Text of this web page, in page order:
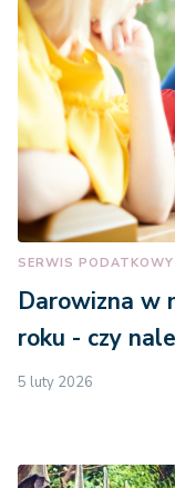
SERWIS PODATKOWY
Darowizna w
roku - czy
5 luty 2026